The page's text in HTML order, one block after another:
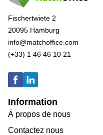
Fischertwiete 2
20095 Hamburg
info@matchoffice.com
(+33) 1 46 46 10 21
Information
Á propos de nous
Contactez nous